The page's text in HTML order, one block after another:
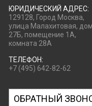
ЮРИДИЧЕСКИЙ АДРЕС:
129128, Город Москва,
улица Малахитовая, дом
27Б, помещение 1А,
комната 28А
ТЕЛЕФОН:
+7 (495) 642-82-62
ОБРАТНЫЙ